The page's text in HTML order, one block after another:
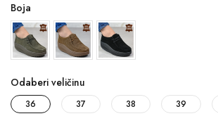
Boja
Odaberi veličinu
36 37 38 39